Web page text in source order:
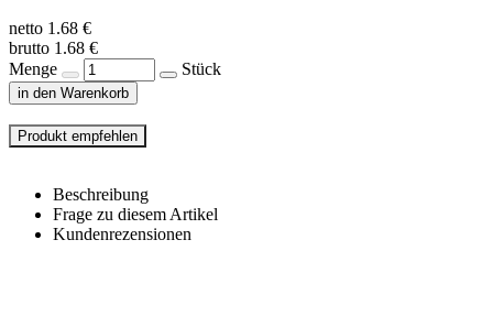
netto 1.68 €
brutto 1.68 €
Menge
Stück
in den Warenkorb
Beschreibung
Frage zu diesem Artikel
Kundenrezensionen